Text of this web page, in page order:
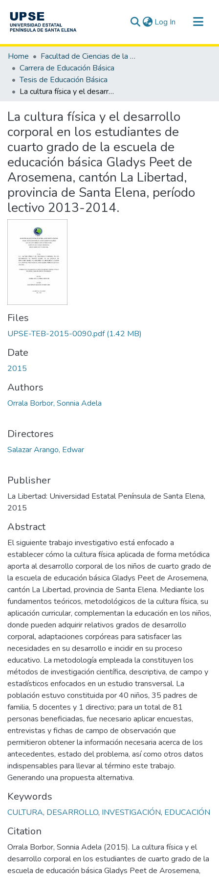
Log In (current)
Communities & Collections
All of DSpace
Statistics
Home
Facultad de Ciencias de la Educación e Idiomas
Carrera de Educación Básica
Tesis de Educación Básica
La cultura física y el desarrollo corporal en los estudiantes de cuarto grado de la escuela de educación básica Gladys Peet de Arosemena, cantón La Libertad, provincia de Santa Elena, período lectivo 2013-2014.
La cultura física y el desarrollo
corporal en los estudiantes de
cuarto grado de la escuela de
educación básica Gladys Peet de
Arosemena, cantón La Libertad,
provincia de Santa Elena, período
lectivo 2013-2014.
Files
UPSE-TEB-2015-0090.pdf(1.42 MB)
Date
2015
Authors
Orrala Borbor, Sonnia Adela
Directores
Salazar Arango, Edwar
Publisher
La Libertad: Universidad Estatal Península de Santa Elena,
2015
Abstract
El siguiente trabajo investigativo está enfocado a
establecer cómo la cultura física aplicada de forma metódica
aporta al desarrollo corporal de los niños de cuarto grado de
la escuela de educación básica Gladys Peet de Arosemena,
cantón La Libertad, provincia de Santa Elena. Mediante los
fundamentos teóricos, metodológicos de la cultura física, su
aplicación curricular, complementan la educación en los niños,
donde pueden adquirir relativos grados de desarrollo
corporal, adaptaciones corpóreas para satisfacer las
necesidades en su desarrollo e incidir en su proceso
educativo. La metodología empleada la constituyen los
métodos de investigación científica, descriptiva, de campo y
estadísticos enfocados en un estudio transversal. La
población estuvo constituida por 40 niños, 35 padres de
familia, 5 docentes y 1 directivo; para un total de 81
personas beneficiadas, fue necesario aplicar encuestas,
entrevistas y fichas de campo de observación que
permitieron obtener la información necesaria acerca de los
antecedentes, estado del problema, así como otros datos
indispensables para llevar al término este trabajo.
Generando una propuesta alternativa.
Keywords
CULTURA, DESARROLLO, INVESTIGACIÓN, EDUCACIÓN
Citation
Orrala Borbor, Sonnia Adela (2015). La cultura física y el
desarrollo corporal en los estudiantes de cuarto grado de la
escuela de educación básica Gladys Peet de Arosemena,